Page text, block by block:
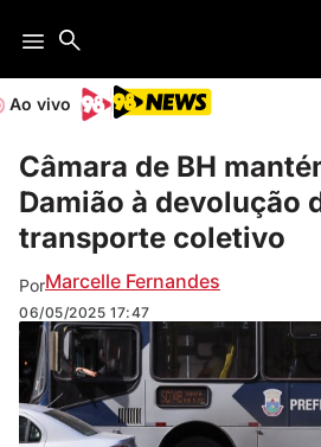
Ao vivo
Câmara de BH
Damião à devolução
transporte coletivo
PorMarcelle Fernandes
06/05/2025 17:47